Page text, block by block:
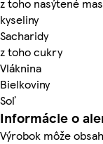
kyseliny
Sacharidy
z toho cukry
Vláknina
Bielkoviny
Soľ
Informácie o
Výrobok môže